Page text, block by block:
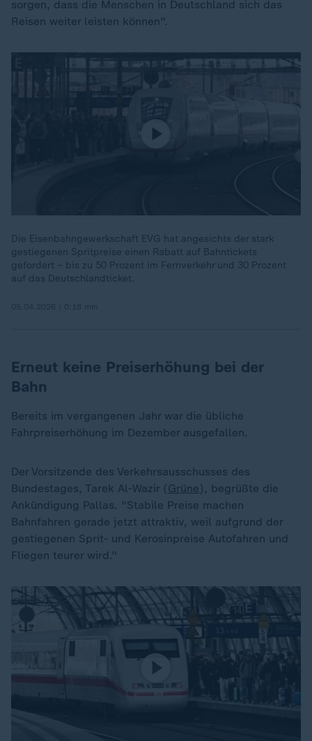
sorgen, dass die Menschen in Deutschland sich das
Reisen weiter leisten können".
Die Eisenbahngewerkschaft EVG hat angesichts der stark
gestiegenen Spritpreise einen Rabatt auf Bahntickets
gefordert – bis zu 50 Prozent im Fernverkehr und 30 Prozent
auf das Deutschlandticket.
Erneut keine Preiserhöhung bei der
Bahn
Bereits im vergangenen Jahr war die übliche
Fahrpreiserhöhung im Dezember ausgefallen.
Der Vorsitzende des Verkehrsausschusses des
Bundestages, Tarek Al-Wazir (Grüne), begrüßte die
Ankündigung Pallas. "Stabile Preise machen
Bahnfahren gerade jetzt attraktiv, weil aufgrund der
gestiegenen Sprit- und Kerosinpreise Autofahren und
Fliegen teurer wird."